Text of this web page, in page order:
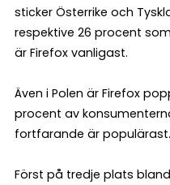
sticker Österrike och
respektive 26 procent
är Firefox vanligast.
Även i Polen är Firefox
procent av
fortfarande är populärast.
Först på tredje plats